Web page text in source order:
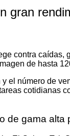
gran
contra caídas,
de hasta
el número de
de gama alta